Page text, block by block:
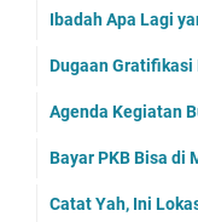
Ibadah Apa Lagi
Dugaan Gratifikasi
Agenda Kegiatan
Bayar PKB Bisa di
Catat Yah, Ini